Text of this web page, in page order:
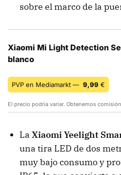
sobre el marco de la
Xiaomi Mi Light Detection
blanco
PVP en Mediamarkt — 9,99 €
El precio podría variar. Obtenemos
La Xiaomi Yeelight
una tira LED de dos
muy bajo consumo y